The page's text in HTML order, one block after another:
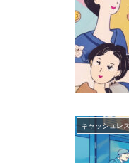
キャッシュレ